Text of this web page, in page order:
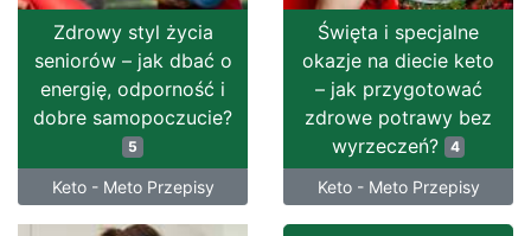
Zdrowy styl życia
seniorów – jak dbać o
energię, odporność i
dobre samopoczucie?
5
Keto - Meto Przepisy
Święta i specjalne
okazje na diecie keto
– jak przygotować
zdrowe potrawy bez
wyrzeczeń?
4
Keto - Meto Przepisy